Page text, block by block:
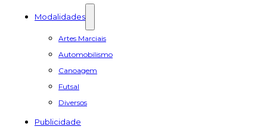
Modalidades
Artes Marciais
Automobilismo
Canoagem
Futsal
Diversos
Publicidade